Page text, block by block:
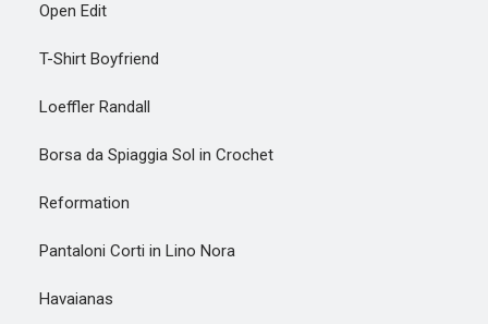
Open Edit
T-Shirt Boyfriend
Loeffler Randall
Borsa da Spiaggia Sol in Crochet
Reformation
Pantaloni Corti in Lino Nora
Havaianas